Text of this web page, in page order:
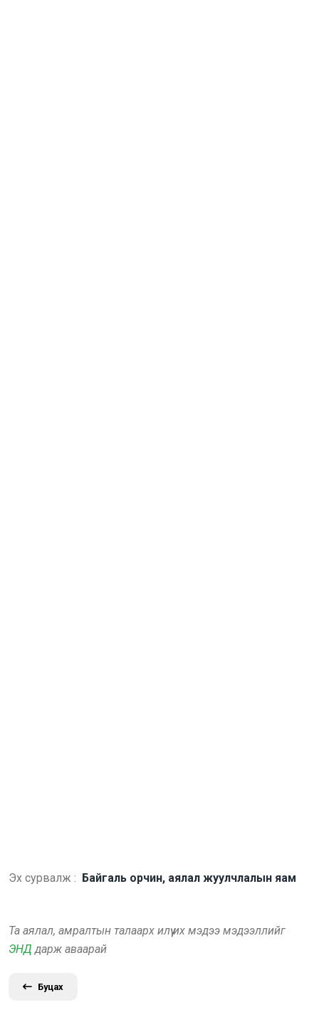
Эх сурвалж : Байгаль орчин, аялал жуулчлалын яам
Та аялал, амралтын талаарх илүү их мэдээ мэдээллийг
ЭНД дарж аваарай
Буцах